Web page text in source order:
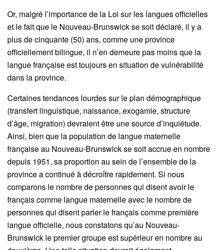
Or, malgré l’importance de la Loi sur les langues officielles
et le fait que le Nouveau-Brunswick se soit déclaré, il y a
plus de cinquante (50) ans, comme une province
officiellement bilingue, il n’en demeure pas moins que la
langue française est toujours en situation de vulnérabilité
dans la province.
Certaines tendances lourdes sur le plan démographique
(transfert linguistique, naissance, exogamie, structure
d’âge, migration) devraient être une source d’inquiétude.
Ainsi, bien que la population de langue maternelle
française au Nouveau-Brunswick se soit accrue en nombre
depuis 1951, sa proportion au sein de l’ensemble de la
province a continué à décroître rapidement. Si nous
comparons le nombre de personnes qui disent avoir le
français comme langue maternelle avec le nombre de
personnes qui disent parler le français comme première
langue officielle, nous constatons qu’au Nouveau-
Brunswick le premier groupe est supérieur en nombre au